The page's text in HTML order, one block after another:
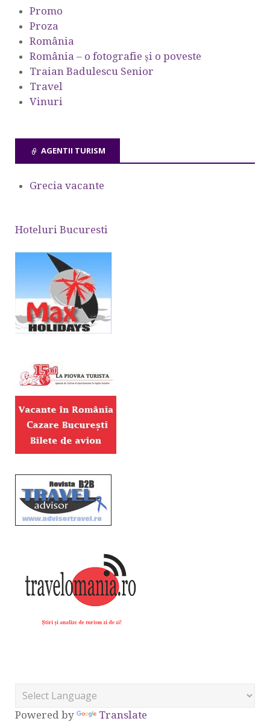
Promo
Proza
România
România – o fotografie şi o poveste
Traian Badulescu Senior
Travel
Vinuri
AGENTII TURISM
Grecia vacante
Hoteluri Bucuresti
Powered by Translate